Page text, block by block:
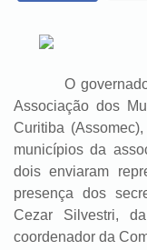
O governador
Associação dos
Curitiba
municípios da
dois enviaram
presença dos
Cezar Silvestri,
coordenador da